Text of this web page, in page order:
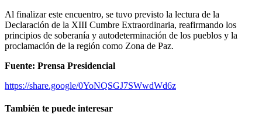
Al finalizar este encuentro, se tuvo previsto la lectura de la
Declaración de la XIII Cumbre Extraordinaria, reafirmando los
principios de soberanía y autodeterminación de los pueblos y la
proclamación de la región como Zona de Paz.
Fuente: Prensa Presidencial
https://share.google/0YoNQSGJ7SWwdWd6z
También te puede interesar